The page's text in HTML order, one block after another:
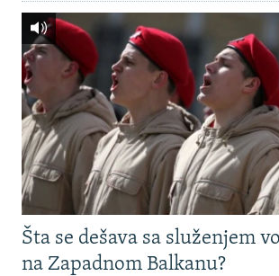
Šta se dešava sa služenjem
na Zapadnom Balkanu?